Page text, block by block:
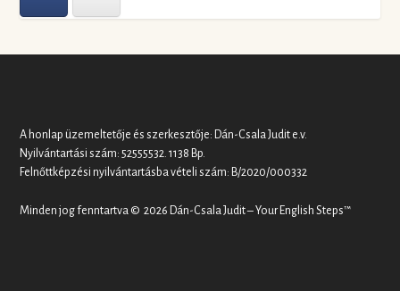
A honlap üzemeltetője és szerkesztője: Dán-Csala Judit e.v.
Nyilvántartási szám: 52555532. 1138 Bp.
Felnőttképzési nyilvántartásba vételi szám: B/2020/000332
Minden jog fenntartva © 2026 Dán-Csala Judit – Your English Steps™